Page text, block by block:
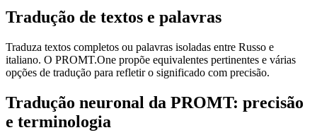
Tradução de textos e palavras
Traduza textos completos ou palavras isoladas entre Russo e
italiano. O PROMT.One propõe equivalentes pertinentes e várias
opções de tradução para refletir o significado com precisão.
Tradução neuronal da PROMT: precisão
e terminologia